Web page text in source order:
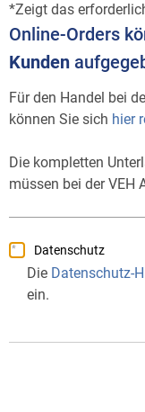
Zeigt das
Online-Orders
Kunden
Für den Handel bei
können Sie sich hier
Die kompletten
müssen bei der VEH
Datenschutz
Die Datenschutz-
ein.